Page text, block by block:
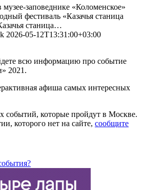
музее-заповеднике «Коломенское»
фестиваль «Казачья станица
станица…
2026-05-12T13:31:00+03:00
всю информацию про событие
2021.
афиша самых интересных
событий, которые пройдут в Москве.
которого нет на сайте, сообщите